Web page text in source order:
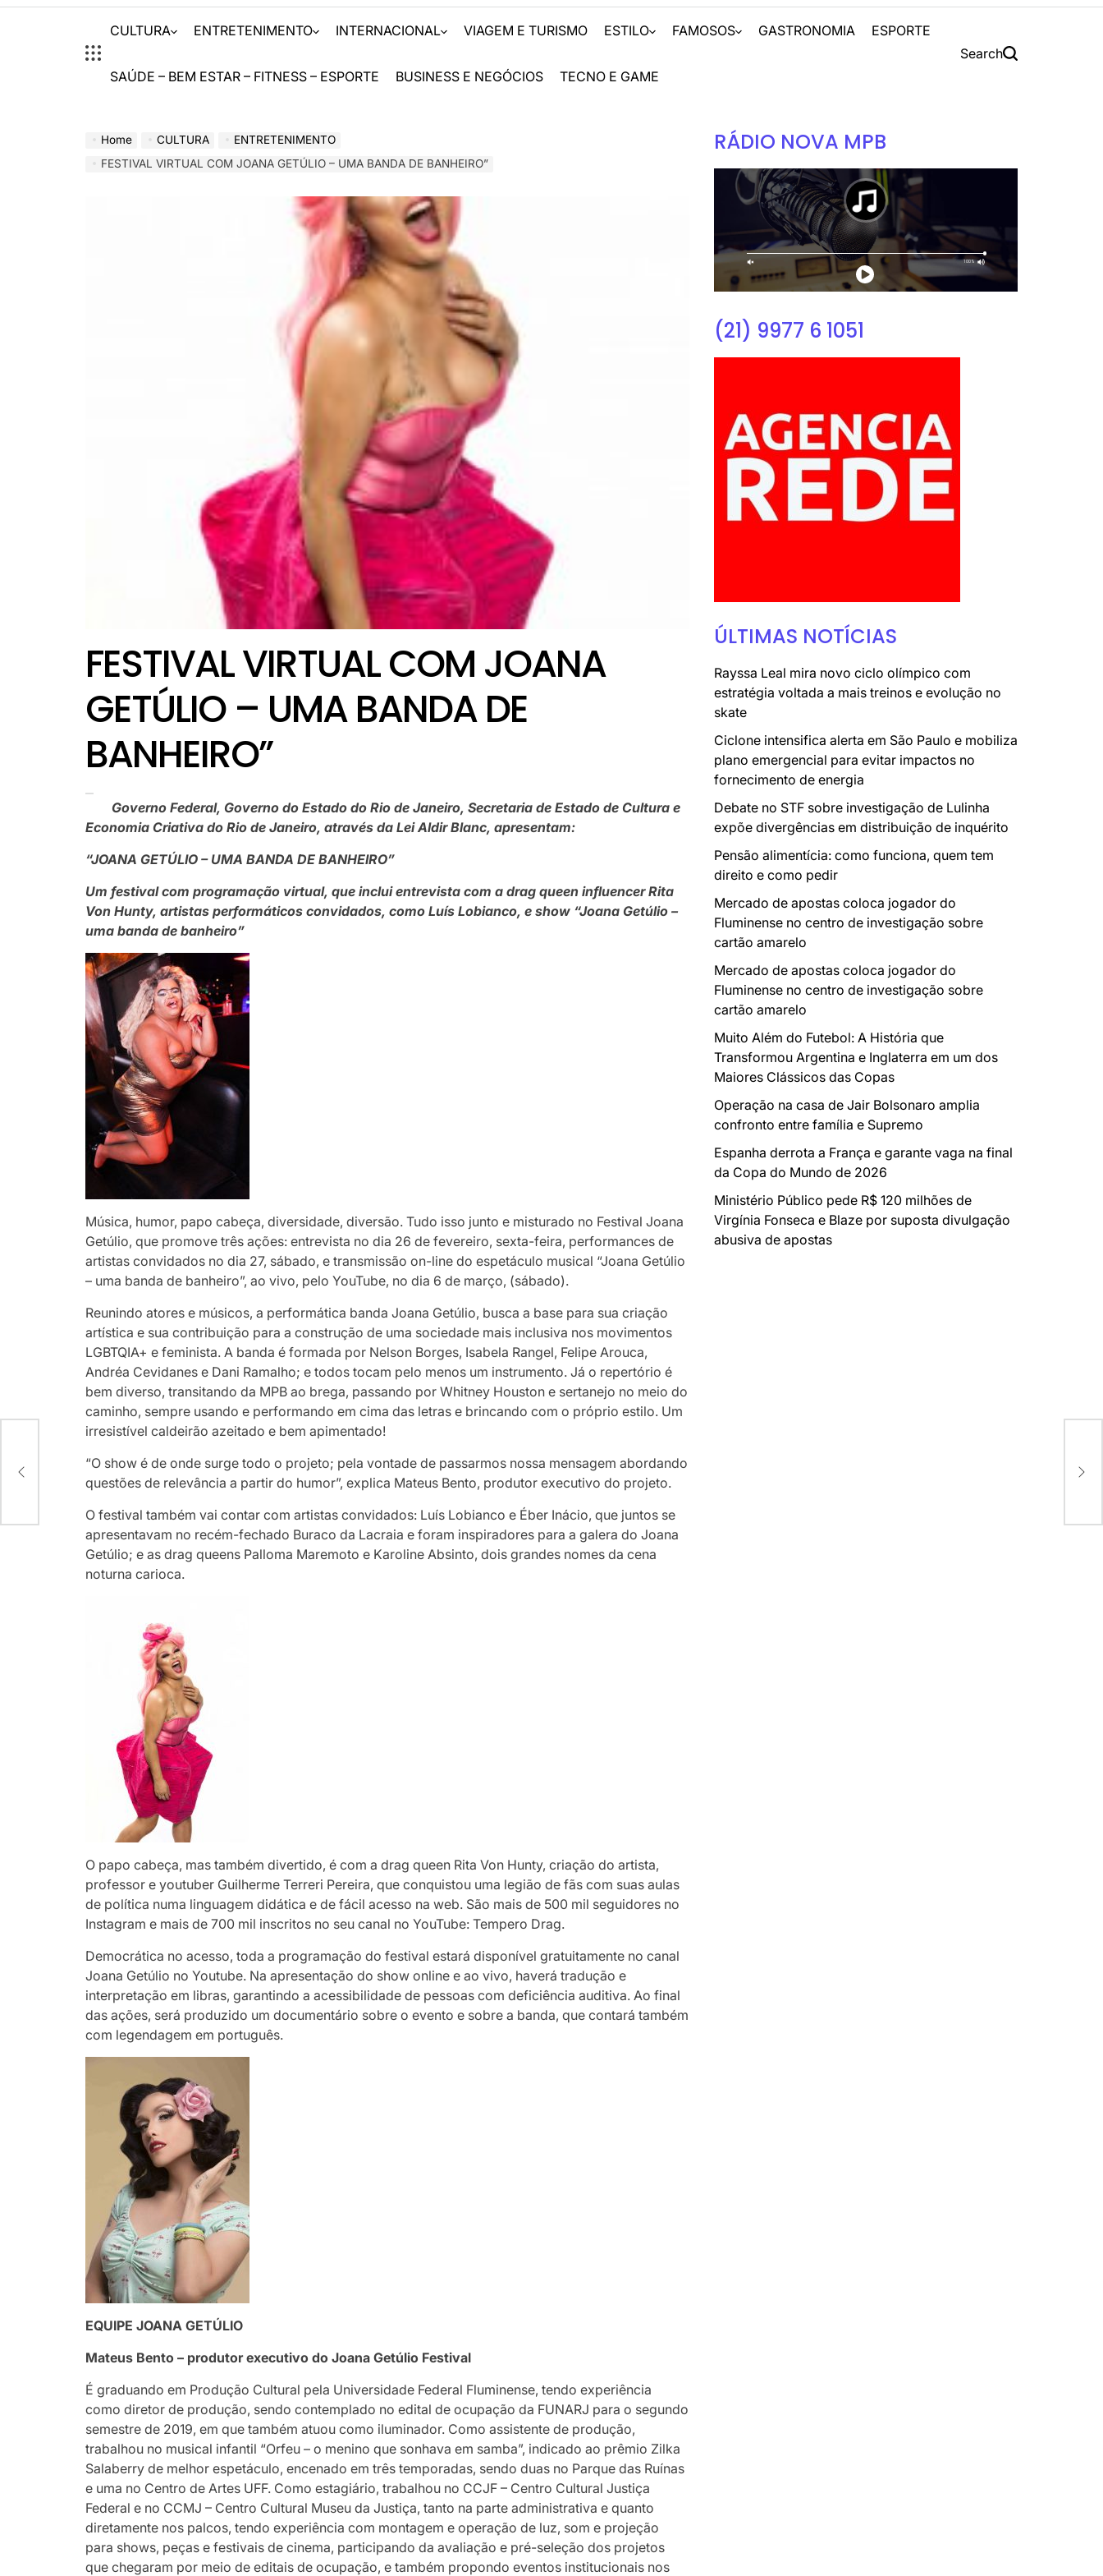
CULTURA ENTRETENIMENTO INTERNACIONAL VIAGEM E TURISMO ESTILO FAMOSOS GASTRONOMIA ESPORTE
SAÚDE – BEM ESTAR – FITNESS – ESPORTE BUSINESS E NEGÓCIOS TECNO E GAME
Search
Home CULTURA
ENTRETENIMENTO
FESTIVAL VIRTUAL COM JOANA GETÚLIO – UMA BANDA DE BANHEIRO”
FESTIVAL VIRTUAL COM JOANA
GETÚLIO – UMA BANDA DE
BANHEIRO”
Governo Federal, Governo do Estado do Rio de Janeiro, Secretaria de Estado de Cultura e
Economia Criativa do Rio de Janeiro, através da Lei Aldir Blanc, apresentam:
“JOANA GETÚLIO – UMA BANDA DE BANHEIRO”
Um festival com programação virtual, que incluientrevista com a drag queen influencer Rita
Von Hunty, artistas performáticos convidados, como Luís Lobianco, e show “Joana Getúlio –
uma banda de banheiro”
Música, humor, papo cabeça, diversidade, diversão. Tudo isso junto e misturado no Festival Joana
Getúlio, que promove três ações: entrevista no dia 26 de fevereiro, sexta-feira, performances de
artistas convidados no dia 27, sábado, e transmissão on-line do espetáculo musical “Joana Getúlio
– uma banda de banheiro”, ao vivo, pelo YouTube, no dia 6 de março, (sábado).
Reunindo atores e músicos, a performática banda Joana Getúlio, busca a base para sua criação
artística e sua contribuição para a construção de uma sociedade mais inclusiva nos movimentos
LGBTQIA+ e feminista. A banda é formada por Nelson Borges, Isabela Rangel, Felipe Arouca,
Andréa Cevidanes e Dani Ramalho; e todos tocam pelo menos um instrumento. Já o repertório é
bem diverso, transitando da MPB ao brega, passando por Whitney Houston e sertanejo no meio do
caminho, sempre usando e performando em cima das letras e brincando com o próprio estilo. Um
irresistível caldeirão azeitado e bem apimentado!
“O show é de onde surge todo o projeto; pela vontade de passarmos nossa mensagem abordando
questões de relevância a partir do humor”, explica Mateus Bento, produtor executivo do projeto.
O festival também vai contar com artistas convidados: Luís Lobianco e Éber Inácio, que juntos se
apresentavam no recém-fechado Buraco da Lacraia e foram inspiradores para a galera do Joana
Getúlio; e as drag queens Palloma Maremoto e Karoline Absinto, dois grandes nomes da cena
noturna carioca.
O papo cabeça, mas também divertido, é com a drag queen Rita Von Hunty, criação do artista,
professor e youtuber Guilherme Terreri Pereira, que conquistou uma legião de fãs com suas aulas
de política numa linguagem didática e de fácil acesso na web. São mais de 500 mil seguidores no
Instagram e mais de 700 mil inscritos no seu canal no YouTube: Tempero Drag.
Democrática no acesso, toda a programação do festival estará disponível gratuitamente no canal
Joana Getúlio no Youtube. Na apresentação do show online e ao vivo, haverá tradução e
interpretação em libras, garantindo a acessibilidade de pessoas com deficiência auditiva. Ao final
das ações, será produzido um documentário sobre o evento e sobre a banda, que contará também
com legendagem em português.
EQUIPE JOANA GETÚLIO
Mateus Bento – produtor executivo do Joana Getúlio Festival
É graduando em Produção Cultural pela Universidade Federal Fluminense, tendo experiência
como diretor de produção, sendo contemplado no edital de ocupação da FUNARJ para o segundo
semestre de 2019, em que também atuou como iluminador. Como assistente de produção,
trabalhou no musical infantil “Orfeu – o menino que sonhava em samba”, indicado ao prêmio Zilka
Salaberry de melhor espetáculo, encenado em três temporadas, sendo duas no Parque das Ruínas
e uma no Centro de Artes UFF. Como estagiário, trabalhou no CCJF – Centro Cultural Justiça
Federal e no CCMJ – Centro Cultural Museu da Justiça, tanto na parte administrativa e quanto
diretamente nos palcos, tendo experiência com montagem e operação de luz, som e projeção
para shows, peças e festivais de cinema, participando da avaliação e pré-seleção dos projetos
que chegaram por meio de editais de ocupação, e também propondo eventos institucionais nos
RÁDIO NOVA MPB
(21) 9977 6 1051
ÚLTIMAS NOTÍCIAS
Rayssa Leal mira novo ciclo olímpico com
estratégia voltada a mais treinos e evolução no
skate
Ciclone intensifica alerta em São Paulo e mobiliza
plano emergencial para evitar impactos no
fornecimento de energia
Debate no STF sobre investigação de Lulinha
expõe divergências em distribuição de inquérito
Pensão alimentícia: como funciona, quem tem
direito e como pedir
Mercado de apostas coloca jogador do
Fluminense no centro de investigação sobre
cartão amarelo
Mercado de apostas coloca jogador do
Fluminense no centro de investigação sobre
cartão amarelo
Muito Além do Futebol: A História que
Transformou Argentina e Inglaterra em um dos
Maiores Clássicos das Copas
Operação na casa de Jair Bolsonaro amplia
confronto entre família e Supremo
Espanha derrota a França e garante vaga na final
da Copa do Mundo de 2026
Ministério Público pede R$ 120 milhões de
Virgínia Fonseca e Blaze por suposta divulgação
abusiva de apostas